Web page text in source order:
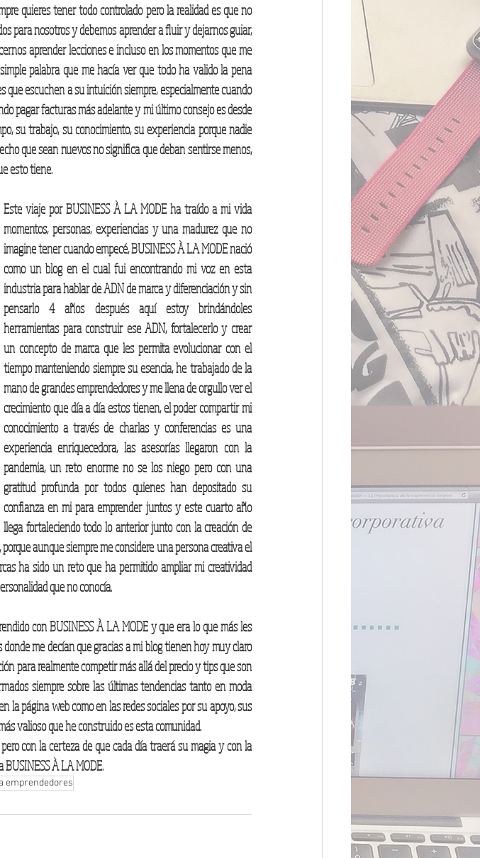
quieres tener todo controlado pero la realidad es que no
para nosotros y debemos aprender a fluir y dejarnos guiar,
aprender lecciones e incluso en los momentos que me
palabra que me hacía ver que todo ha valido la pena
escuchen a su intuición siempre, especialmente cuando
pagar facturas más adelante y mi último consejo es desde
su trabajo, su conocimiento, su experiencia porque nadie
que sean nuevos no significa que deban sentirse menos,
esto tiene.
Este viaje por BUSINESS À LA MODE ha traído a mi vida
momentos, personas, experiencias y una madurez que no
imagine tener cuando empecé, BUSINESS À LA MODE nació
como un blog en el cual fui encontrando mi voz en esta
industria para hablar de ADN de marca y diferenciación y sin
pensarlo 4 años después aquí estoy brindándoles
herramientas para construir ese ADN, fortalecerlo y crear
un concepto de marca que les permita evolucionar con el
tiempo manteniendo siempre su esencia, he trabajado de la
mano de grandes emprendedores y me llena de orgullo ver el
crecimiento que día a día estos tienen, el poder compartir mi
conocimiento a través de charlas y conferencias es una
experiencia enriquecedora, las asesorías llegaron con la
pandemia, un reto enorme no se los niego pero con una
gratitud profunda por todos quienes han depositado su
confianza en mi para emprender juntos y este cuarto año
llega fortaleciendo todo lo anterior junto con la creación de
aunque siempre me considere una persona creativa el
ha sido un reto que ha permitido ampliar mi creatividad
que no conocía.
con BUSINESS À LA MODE y que era lo que más les
me decían que gracias a mi blog tienen hoy muy claro
para realmente competir más allá del precio y tips que son
siempre sobre las últimas tendencias tanto en moda
la página web como en las redes sociales por su apoyo, sus
valioso que he construido es esta comunidad.
con la certeza de que cada día traerá su magia y con la
À LA MODE.
emprendedores